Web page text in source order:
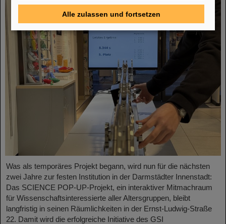
Was als temporäres Projekt begann, wird nun für die nächsten
zwei Jahre zur festen Institution in der Darmstädter Innenstadt:
Das SCIENCE POP-UP-Projekt, ein interaktiver Mitmachraum
für Wissenschaftsinteressierte aller Altersgruppen, bleibt
langfristig in seinen Räumlichkeiten in der Ernst-Ludwig-Straße
22. Damit wird die erfolgreiche Initiative des GSI
Alle zulassen und fortsetzen